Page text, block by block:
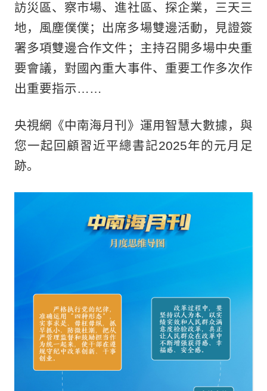
訪災區、察市場、進社區、探企業，三天三
地，風塵僕僕；出席多場雙邊活動，見證簽
署多項雙邊合作文件；主持召開多場中央重
要會議，對國內重大事件、重要工作多次作
出重要指示……
央視網《中南海月刊》運用智慧大數據，與
您一起回顧習近平總書記2025年的元月足
跡。